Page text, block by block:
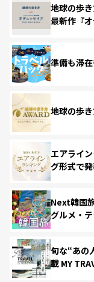
地球の歩
最新作『オ
準備も滞
地球の歩
エアライ
グ形式で
Next韓国
グルメ・
旬な“あの
載 MY